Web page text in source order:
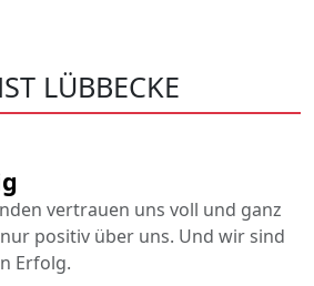
LÜBBECKE
vertrauen uns voll und ganz
positiv über uns. Und wir sind
Erfolg.